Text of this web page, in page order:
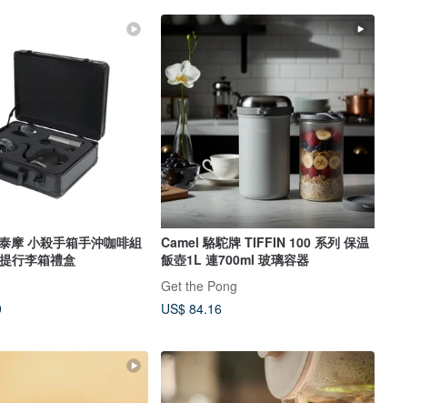
摩 小殺手箱手沖咖啡組
行李箱禮盒
Camel 駱駝牌 TIFFIN 100 系列 保温
飯壺1L 連700ml 玻璃容器
Get the Pong
US$ 84.16